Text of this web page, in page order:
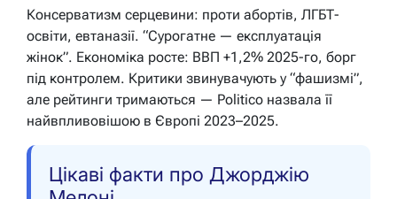
Консерватизм серцевини: проти абортів, ЛГБТ-
освіти, евтаназії. “Сурогатне — експлуатація
жінок”. Економіка росте: ВВП +1,2% 2025-го, борг
під контролем. Критики звинувачують у “фашизмі”,
але рейтинги тримаються — Politico назвала її
найвпливовішою в Європі 2023–2025.
Цікаві факти про Джорджію